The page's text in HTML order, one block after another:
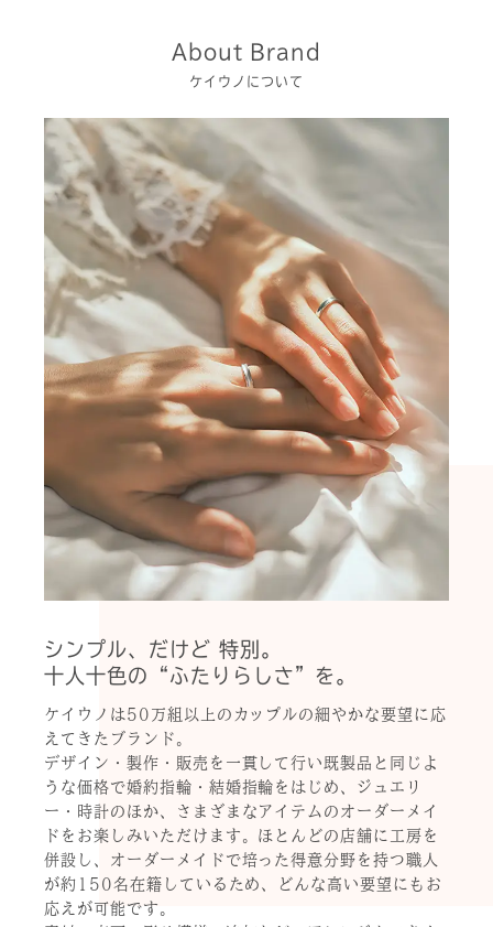
About Brand
ケイウノについて
シンプル、だけど 特別。
十人十色の“ふたりらしさ”を。
ケイウノは50万組以上のカップルの細やかな要望に応
えてきたブランド。
デザイン・製作・販売を一貫して行い既製品と同じよ
うな価格で婚約指輪・結婚指輪をはじめ、ジュエリ
ー・時計のほか、さまざまなアイテムのオーダーメイ
ドをお楽しみいただけます。ほとんどの店舗に工房を
併設し、オーダーメイドで培った得意分野を持つ職人
が約150名在籍しているため、どんな高い要望にもお
応えが可能です。